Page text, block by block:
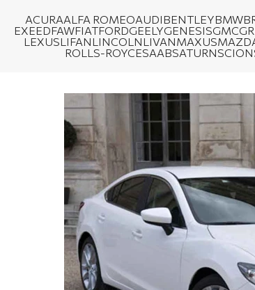
ACURAALFA ROMEOAUDIBENTLEYBMW
EXEEDFAWFIATFORDGEELYGENESISGMC
LEXUSLIFANLINCOLNLIVANMAXUS
ROLLS-ROYCESAABSATURNSCION